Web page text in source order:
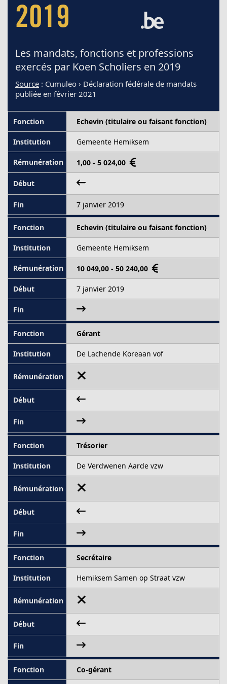
2019
Les mandats, fonctions et professions
exercés par Koen Scholiers en 2019
Source : Cumuleo › Déclaration fédérale de mandats
publiée en février 2021
Echevin (titulaire ou faisant fonction)
Gemeente Hemiksem
1,00 - 5 024,00
7 janvier 2019
Echevin (titulaire ou faisant fonction)
Gemeente Hemiksem
10 049,00 - 50 240,00
7 janvier 2019
Gérant
De Lachende Koreaan vof
Trésorier
De Verdwenen Aarde vzw
Secrétaire
Hemiksem Samen op Straat vzw
Co-gérant